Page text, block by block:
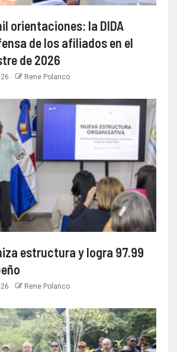
orientaciones: la DIDA
de los afiliados en el
de 2026
Rene Polanco
estructura y logra 97.99
Rene Polanco